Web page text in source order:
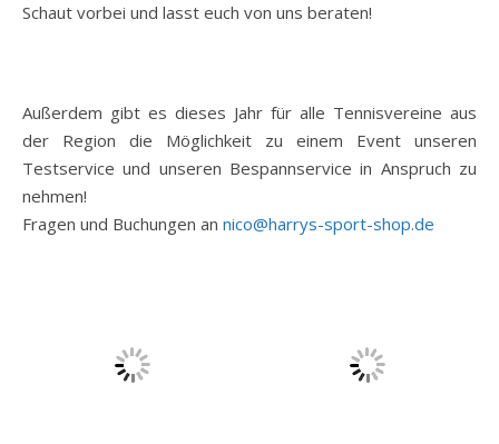
Schaut vorbei und lasst euch von uns beraten!
Außerdem gibt es dieses Jahr für alle Tennisvereine aus
der Region die Möglichkeit zu einem Event unseren
Testservice und unseren Bespannservice in Anspruch zu
nehmen!
Fragen und Buchungen an nico@harrys-sport-shop.de